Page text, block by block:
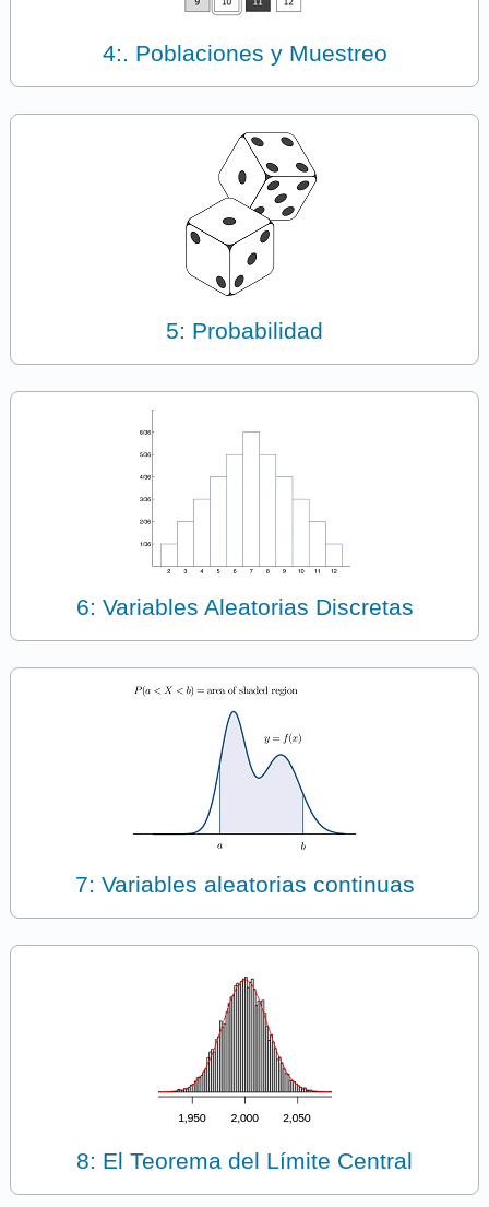
4:. Poblaciones y Muestreo
5: Probabilidad
6: Variables Aleatorias Discretas
7: Variables aleatorias continuas
8: El Teorema del Límite Central